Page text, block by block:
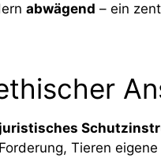
abwägend – ein
Tieren